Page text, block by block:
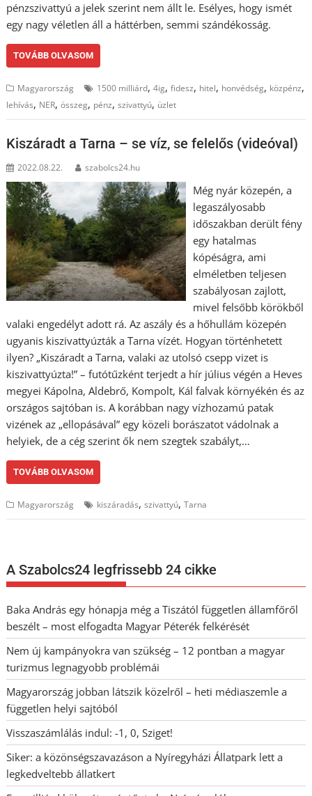
pénzszivattyú a jelek szerint nem állt le. Esélyes, hogy ismét
egy nagy véletlen áll a háttérben, semmi szándékosság.
TOVÁBB OLVASOM
Magyarország 1500 milliárd,4ig,fidesz, hitel, honvédség, közpénz,
lehívás, NER,összeg, pénz,szivattyú, üzlet
Kiszáradt a Tarna – se víz, se felelős (videóval)
2022.08.22. szabolcs24.hu
Még nyár közepén, a
legaszályosabb
időszakban derült fény
egy hatalmas
kópéságra, ami
elméletben teljesen
szabályosan zajlott,
mivel felsőbb körökből
valaki engedélyt adott rá. Az aszály és a hőhullám közepén
ugyanis kiszivattyúzták a Tarna vízét. Hogyan történhetett
ilyen? „Kiszáradt a Tarna, valaki az utolsó csepp vizet is
kiszivattyúzta!” – futótűzként terjedt a hír július végén a Heves
megyei Kápolna, Aldebrő, Kompolt, Kál falvak környékén és az
országos sajtóban is. A korábban nagy vízhozamú patak
vizének az „ellopásával” egy közeli borászatot vádolnak a
helyiek, de a cég szerint ők nem szegtek szabályt,…
TOVÁBB OLVASOM
Magyarország kiszáradás,szivattyú,Tarna
A Szabolcs24 legfrissebb 24 cikke
Baka András egy hónapja még a Tiszától független államfőről
beszélt – most elfogadta Magyar Péterék felkérését
Nem új kampányokra van szükség – 12 pontban a magyar
turizmus legnagyobb problémái
Magyarország jobban látszik közelről – heti médiaszemle a
független helyi sajtóból
Visszaszámlálás indul: -1, 0, Sziget!
Siker: a közönségszavazáson a Nyíregyházi Állatpark lett a
legkedveltebb állatkert